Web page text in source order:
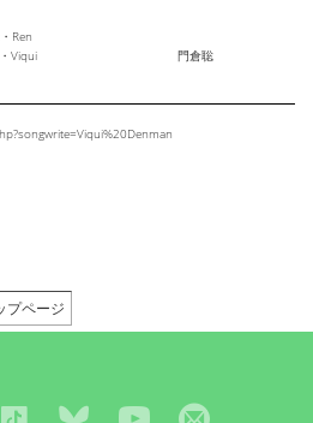
Ren
Viqui
門倉聡
プページ